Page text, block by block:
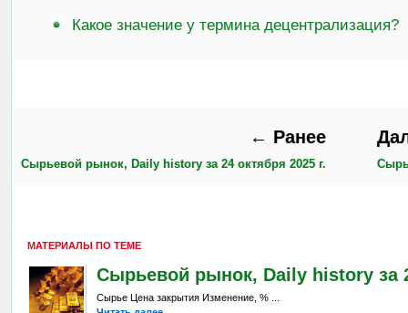
Какое значение у термина децентрализация?
← Ранее
Сырьевой рынок, Daily history за 24 октября 2025 г.
МАТЕРИАЛЫ ПО ТЕМЕ
Сырьевой рынок, Daily history за
Сырье Цена закрытия Изменение, % ...